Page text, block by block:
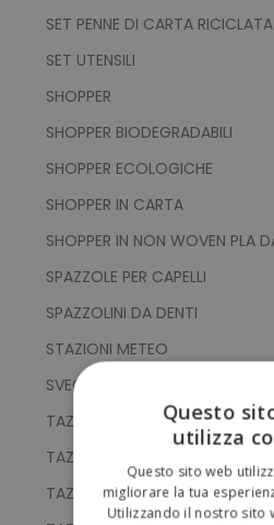
SET PENNE DI CARTA RICICLATA
SET UTENSILI
SHOPPER
SHOPPER BIODEGRADABILI
SHOPPER ECOLOGICHE
SHOPPER IN CARTA
SHOPPER IN NON WOVEN PLA
SPAZZOLE PER CAPELLI
SPAZZOLINI DA DENTI
STAZIONI METEO
SVEGLIE
TAZZE
TAZZE IN BAMBOO
TAZZE IN PLA COMPOSTABILE
Questo
utilizza
Questo sito web
migliorare la tua
Utilizzando il nostro sito